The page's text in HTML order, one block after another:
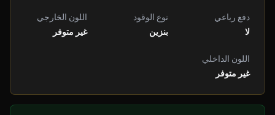
دفع رباعي
لا
نوع الوقود
بنزين
اللون الخارجي
غير متوفر
اللون الداخلي
غير متوفر